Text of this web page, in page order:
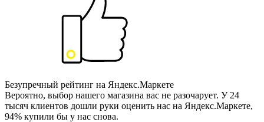
Безупречный рейтинг на Яндекс.Маркете
Вероятно, выбор нашего магазина вас не разочарует. У 24
тысяч клиентов дошли руки оценить нас на Яндекс.Маркете,
94% купили бы у нас снова.